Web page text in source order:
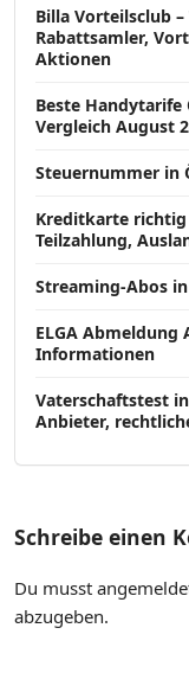
Billa Vorteilsclub
Rabattsamler,
Aktionen
Beste
Vergleich August
Steuernummer in
Kreditkarte richtig
Teilzahlung,
Streaming-Abos
ELGA Abmeldung
Informationen
Vaterschaftstest
Anbieter,
Schreibe einen
Du musst
abzugeben.